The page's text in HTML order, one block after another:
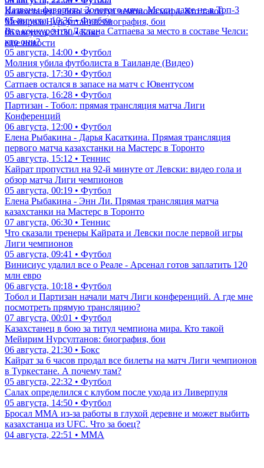
Казахстанец в бою за титул чемпиона мира. Кто такой
Мейирим Нурсултанов: биография, бои
06 августа, 21:30 • Бокс
еще новости
Названы фавориты Золотого мяча. Месси даже не в Топ-3
05 августа, 10:36 • Футбол
Все конкуренты Дастана Сатпаева за место в составе Челси:
кто они?
05 августа, 14:00 • Футбол
Молния убила футболиста в Таиланде (Видео)
05 августа, 17:30 • Футбол
Сатпаев остался в запасе на матч с Ювентусом
05 августа, 16:28 • Футбол
Партизан - Тобол: прямая трансляция матча Лиги
Конференций
06 августа, 12:00 • Футбол
Елена Рыбакина - Дарья Касаткина. Прямая трансляция
первого матча казахстанки на Мастерс в Торонто
05 августа, 15:12 • Теннис
Кайрат пропустил на 92-й минуте от Левски: видео гола и
обзор матча Лиги чемпионов
05 августа, 00:19 • Футбол
Елена Рыбакина - Энн Ли. Прямая трансляция матча
казахстанки на Мастерс в Торонто
07 августа, 06:30 • Теннис
Что сказали тренеры Кайрата и Левски после первой игры
Лиги чемпионов
05 августа, 09:41 • Футбол
Винисиус удалил все о Реале - Арсенал готов заплатить 120
млн евро
06 августа, 10:18 • Футбол
Тобол и Партизан начали матч Лиги конференций. А где мне
посмотреть прямую трансляцию?
07 августа, 00:01 • Футбол
Казахстанец в бою за титул чемпиона мира. Кто такой
Мейирим Нурсултанов: биография, бои
06 августа, 21:30 • Бокс
Кайрат за 6 часов продал все билеты на матч Лиги чемпионов
в Туркестане. А почему там?
05 августа, 22:32 • Футбол
Салах определился с клубом после ухода из Ливерпуля
05 августа, 14:50 • Футбол
Бросал ММА из-за работы в глухой деревне и может выбить
казахстанца из UFC. Что за боец?
04 августа, 22:51 • ММА